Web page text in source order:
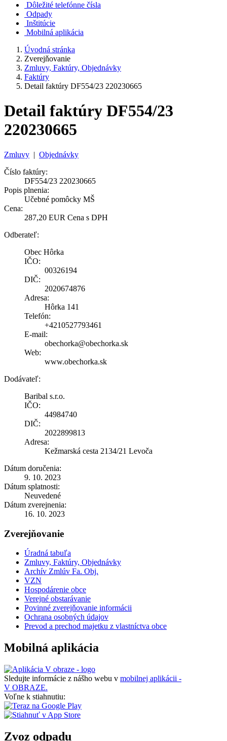
Dôležité telefónne čísla
Odpady
Inštitúcie
Mobilná aplikácia
Úvodná stránka
Zverejňovanie
Zmluvy, Faktúry, Objednávky
Faktúry
Detail faktúry DF554/23 220230665
Detail faktúry DF554/23
220230665
Zmluvy | Objednávky
Číslo faktúry:
DF554/23 220230665
Popis plnenia:
Učebné pomôcky MŠ
Cena:
287,20 EUR Cena s DPH
Odberateľ:
Obec Hôrka
IČO:
00326194
DIČ:
2020674876
Adresa:
Hôrka 141
Telefón:
+4210527793461
E-mail:
obechorka@obechorka.sk
Web:
www.obechorka.sk
Dodávateľ:
Baribal s.r.o.
IČO:
44984740
DIČ:
2022899813
Adresa:
Kežmarská cesta 2134/21 Levoča
Dátum doručenia:
9. 10. 2023
Dátum splatnosti:
Neuvedené
Dátum zverejnenia:
16. 10. 2023
Zverejňovanie
Úradná tabuľa
Zmluvy, Faktúry, Objednávky
Archív Zmlúv Fa. Obj.
VZN
Hospodárenie obce
Verejné obstarávanie
Povinné zverejňovanie informácii
Ochrana osobných údajov
Prevod a prechod majetku z vlastníctva obce
Mobilná aplikácia
Sledujte informácie z nášho webu v mobilnej aplikácii -
V OBRAZE.
Voľne k stiahnutiu:
Zvoz odpadu